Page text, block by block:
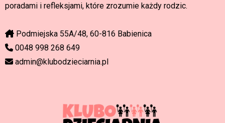
poradami i refleksjami, które zrozumie każdy rodzic.
Podmiejska 55A/48, 60-816 Babienica
0048 998 268 649
admin@klubodzieciarnia.pl